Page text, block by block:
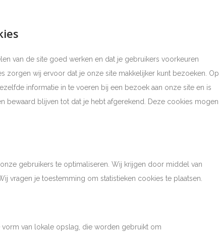
van de site goed werken en dat je gebruikers voorkeuren
zorgen wij ervoor dat je onze site makkelijker kunt bezoeken. Op
informatie in te voeren bij een bezoek aan onze site en is
bewaard blijven tot dat je hebt afgerekend. Deze cookies mogen
gebruikers te optimaliseren. Wij krijgen door middel van
vragen je toestemming om statistieken cookies te plaatsen.
van lokale opslag, die worden gebruikt om